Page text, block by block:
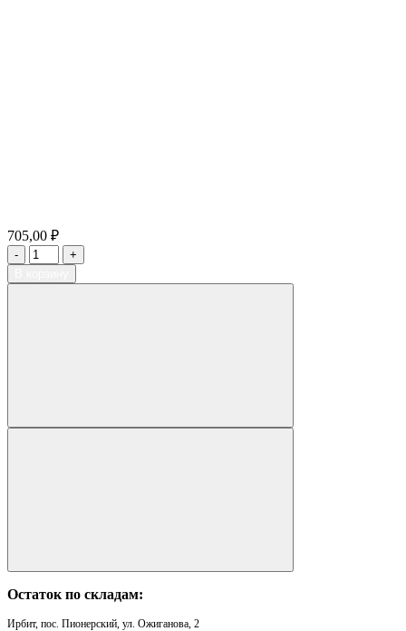
705,00 ₽
Остаток по складам:
Ирбит, пос. Пионерский, ул. Ожиганова, 2